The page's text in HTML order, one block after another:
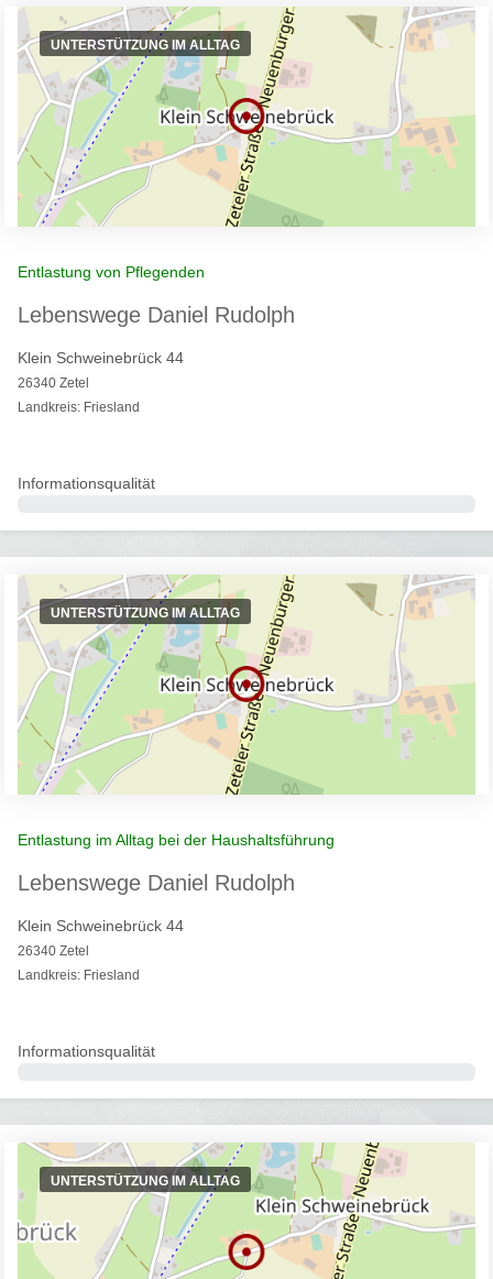
UNTERSTÜTZUNG IM ALLTAG
Entlastung von Pflegenden
Lebenswege Daniel Rudolph
Klein Schweinebrück 44
26340 Zetel
Landkreis: Friesland
Informationsqualität
UNTERSTÜTZUNG IM ALLTAG
Entlastung im Alltag bei der Haushaltsführung
Lebenswege Daniel Rudolph
Klein Schweinebrück 44
26340 Zetel
Landkreis: Friesland
Informationsqualität
UNTERSTÜTZUNG IM ALLTAG